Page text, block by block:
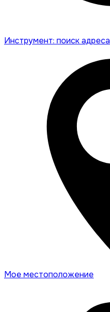
Инструмент: поиск адреса
Мое местоположение